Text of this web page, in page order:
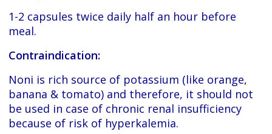
1-2 capsules twice daily half an hour before
meal.
Contraindication:
Noni is rich source of potassium (like orange,
banana & tomato) and therefore, it should not
be used in case of chronic renal insufficiency
because of risk of hyperkalemia.